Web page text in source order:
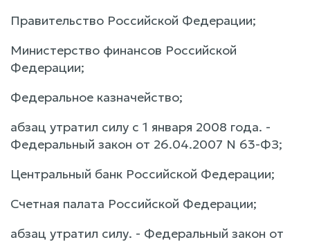
Правительство Российской Федерации;
Министерство финансов Российской
Федерации;
Федеральное казначейство;
абзац утратил силу с 1 января 2008 года. -
Федеральный закон от 26.04.2007 N 63-ФЗ;
Центральный банк Российской Федерации;
Счетная палата Российской Федерации;
абзац утратил силу. - Федеральный закон от